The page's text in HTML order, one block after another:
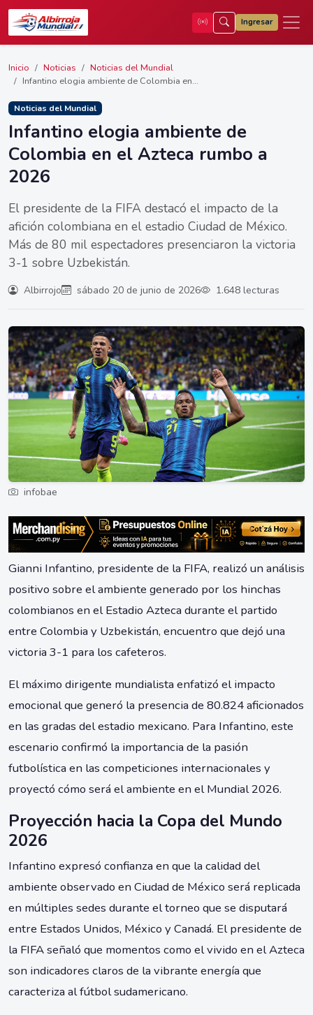
Ingresar
Inicio Noticias
Noticias del Mundial
Infantino elogia ambiente de Colombia en...
Noticias del Mundial
Infantino elogia ambiente de
Colombia en el Azteca rumbo a
2026
El presidente de la FIFA destacó el impacto de la
afición colombiana en el estadio Ciudad de México.
Más de 80 mil espectadores presenciaron la victoria
3-1 sobre Uzbekistán.
Albirrojo sábado 20 de junio de 2026 1.648 lecturas
infobae
Gianni Infantino, presidente de la FIFA, realizó un análisis
positivo sobre el ambiente generado por los hinchas
colombianos en el Estadio Azteca durante el partido
entre Colombia y Uzbekistán, encuentro que dejó una
victoria 3-1 para los cafeteros.
El máximo dirigente mundialista enfatizó el impacto
emocional que generó la presencia de 80.824 aficionados
en las gradas del estadio mexicano. Para Infantino, este
escenario confirmó la importancia de la pasión
futbolística en las competiciones internacionales y
proyectó cómo será el ambiente en el Mundial 2026.
Proyección hacia la Copa del Mundo
2026
Infantino expresó confianza en que la calidad del
ambiente observado en Ciudad de México será replicada
en múltiples sedes durante el torneo que se disputará
entre Estados Unidos, México y Canadá. El presidente de
la FIFA señaló que momentos como el vivido en el Azteca
son indicadores claros de la vibrante energía que
caracteriza al fútbol sudamericano.